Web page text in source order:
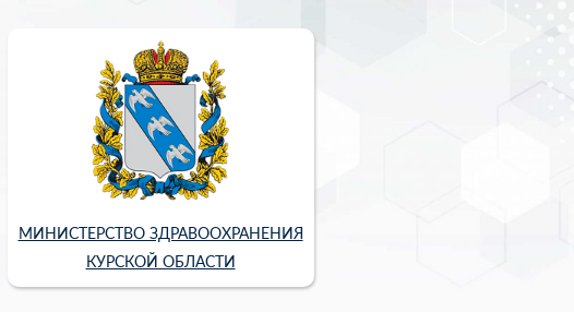
МИНИСТЕРСТВО ЗДРАВООХРАНЕНИЯ
КУРСКОЙ ОБЛАСТИ